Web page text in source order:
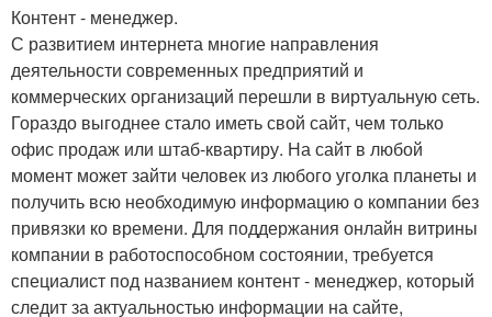
Контент - менеджер.
С развитием интернета многие направления
деятельности современных предприятий и
коммерческих организаций перешли в виртуальную сеть.
Гораздо выгоднее стало иметь свой сайт, чем только
офис продаж или штаб-квартиру. На сайт в любой
момент может зайти человек из любого уголка планеты и
получить всю необходимую информацию о компании без
привязки ко времени. Для поддержания онлайн витрины
компании в работоспособном состоянии, требуется
специалист под названием контент - менеджер, который
следит за актуальностью информации на сайте,